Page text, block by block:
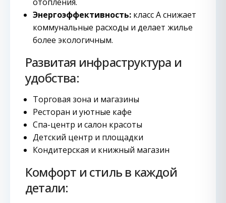
Энергоэффективность: класс А снижает
коммунальные расходы и делает жилье
более экологичным.
Развитая инфраструктура и
удобства:
Торговая зона и магазины
Ресторан и уютные кафе
Спа-центр и салон красоты
Детский центр и площадки
Кондитерская и книжный магазин
Комфорт и стиль в каждой
детали: